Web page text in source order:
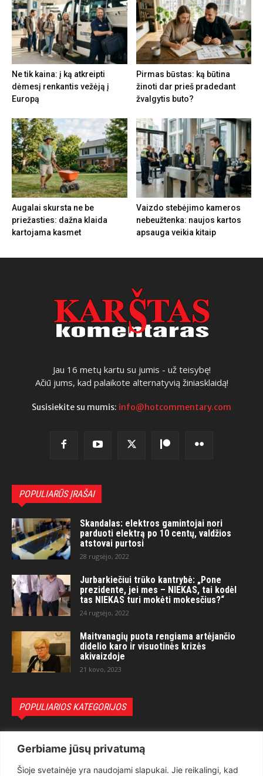
Gerbiame jūsų privatumą
Šioje svetainėje yra naudojami slapukai. Jie reikalingi, kad
Ne tik kaina: į ką atkreipti
dėmesį renkantis vežėją į
Europą
Pirmas būstas: ką būtina
žinoti dar prieš pradedant
žvalgytis buto?
Augalai skursta ne be
priežasties: dažna klaida
kartojama kasmet
Vaizdo stebėjimo kameros
nebeužtenka: naujos kartos
apsauga veikia kitaip
Jau 16 metų kartu su jumis - už teisybę!
Ačiū jums, kad palaikote alternatyvią žiniasklaidą!
Susisiekite su mumis: info@hotcommentary.com
POPULIARŪS ĮRAŠAI
Skandalas: elektros gamintojai nori
parduoti elektrą po 10 centų, valdžios
atstovai purtosi
28 rugsėjo, 2022
Jurbarkiečiui trūko kantrybė: „Pone
prezidente, jei mes – NIEKAS, tai kodėl
tas NIEKAS turi mokėti mokesčius?“
24 rugsėjo, 2022
Maitvanagių puota rengiama artėjančio
didelio karo ir visuotinės krizės
akivaizdoje
21 kovo, 2023
POPULIARIOS KATEGORIJOS